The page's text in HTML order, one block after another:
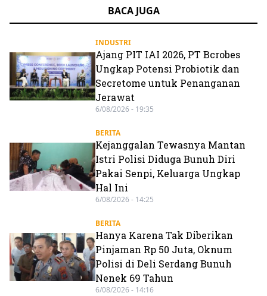
BACA JUGA
INDUSTRI
Ajang PIT IAI 2026, PT Bcrobes
Ungkap Potensi Probiotik dan
Secretome untuk Penanganan
Jerawat
6/08/2026 - 19:35
BERITA
Kejanggalan Tewasnya Mantan
Istri Polisi Diduga Bunuh Diri
Pakai Senpi, Keluarga Ungkap
Hal Ini
6/08/2026 - 14:25
BERITA
Hanya Karena Tak Diberikan
Pinjaman Rp 50 Juta, Oknum
Polisi di Deli Serdang Bunuh
Nenek 69 Tahun
6/08/2026 - 14:16